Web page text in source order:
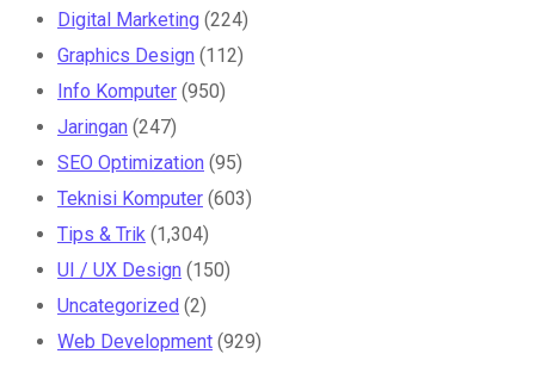
Digital Marketing (224)
Graphics Design (112)
Info Komputer (950)
Jaringan (247)
SEO Optimization (95)
Teknisi Komputer (603)
Tips & Trik (1,304)
UI / UX Design (150)
Uncategorized (2)
Web Development (929)